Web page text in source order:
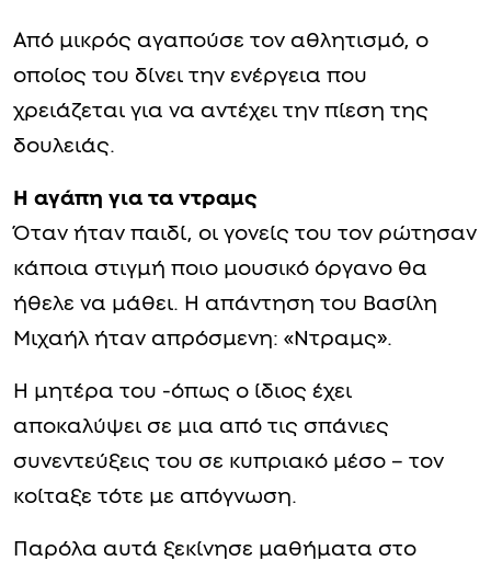
Από μικρός αγαπούσε τον αθλητισμό, ο
οποίος του δίνει την ενέργεια που
χρειάζεται για να αντέχει την πίεση της
δουλειάς.
Η αγάπη για τα ντραμς
Όταν ήταν παιδί, οι γονείς του τον ρώτησαν
κάποια στιγμή ποιο μουσικό όργανο θα
ήθελε να μάθει. Η απάντηση του Βασίλη
Μιχαήλ ήταν απρόσμενη: «Ντραμς».
Η μητέρα του -όπως ο ίδιος έχει
αποκαλύψει σε μια από τις σπάνιες
συνεντεύξεις του σε κυπριακό μέσο – τον
κοίταξε τότε με απόγνωση.
Παρόλα αυτά ξεκίνησε μαθήματα στο